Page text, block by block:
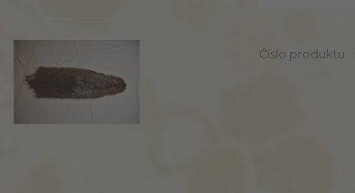
Číslo produktu: